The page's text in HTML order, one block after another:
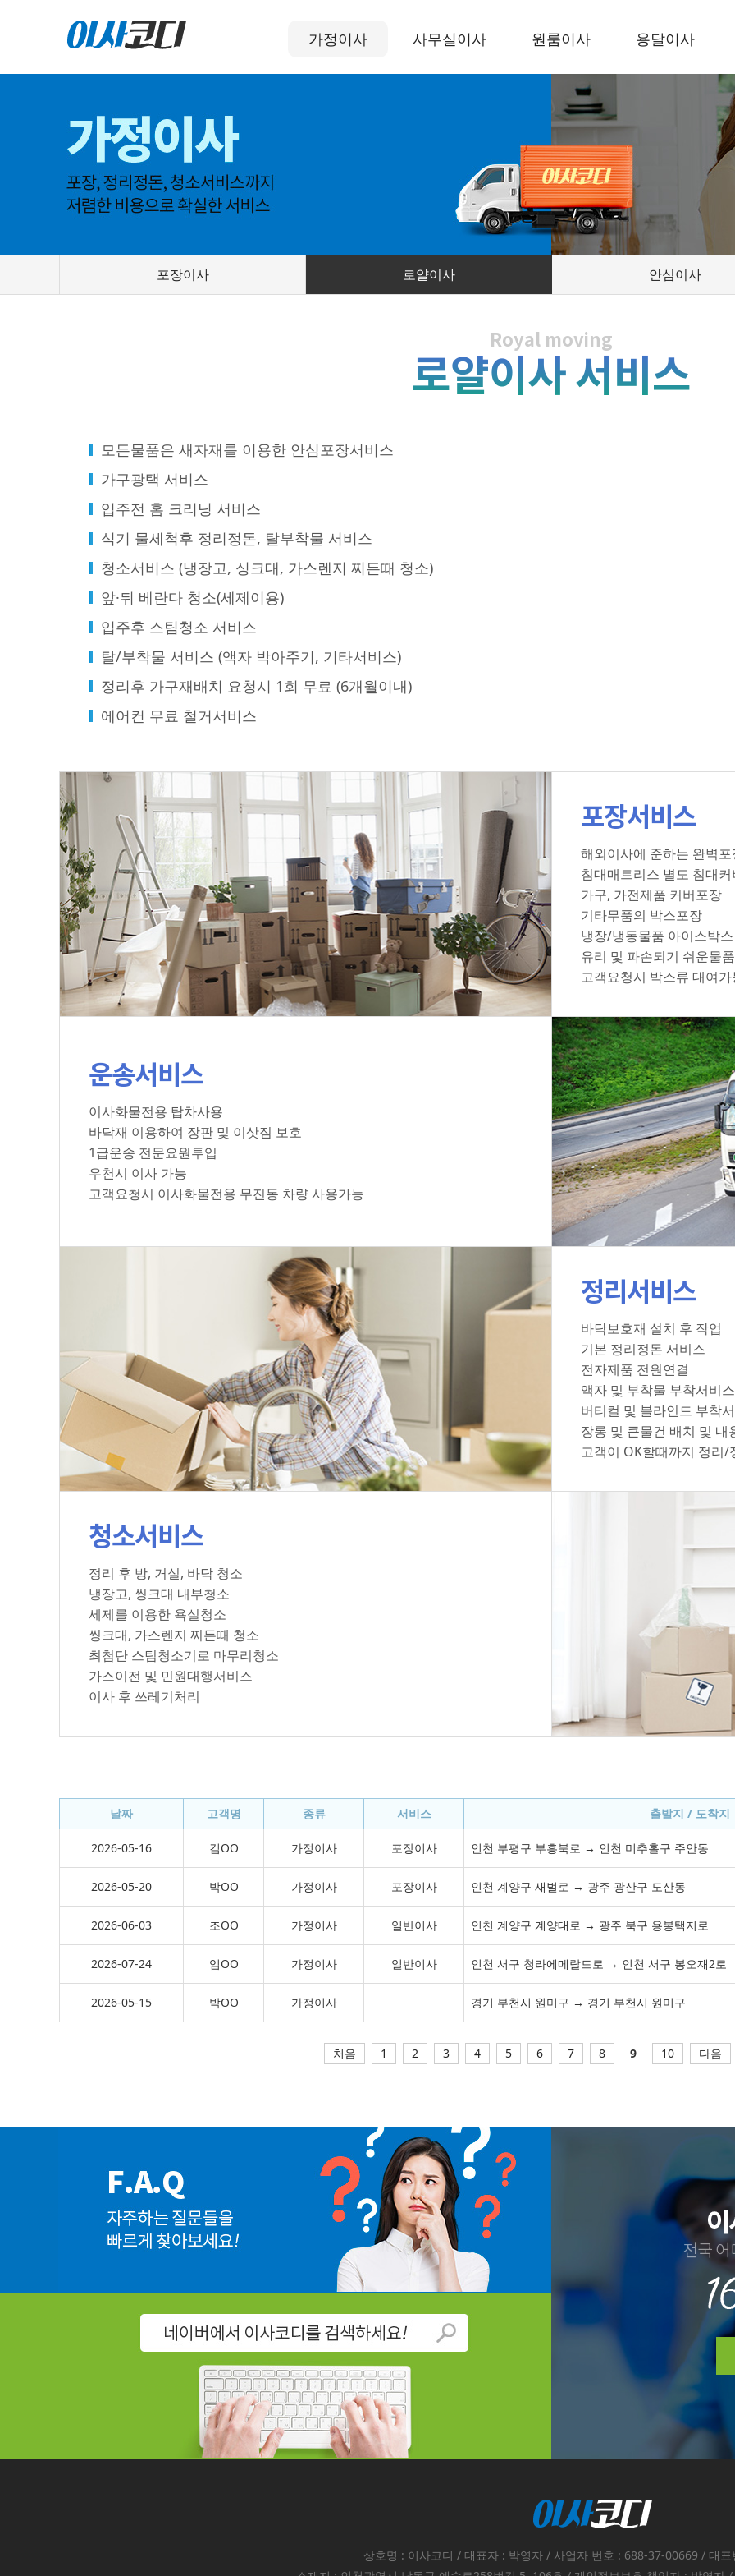
가정이사 사무실이사 원룸이사 용달이사
포장이사 로얄이사 안심이사
Royal moving
로얄이사 서비스
모든물품은 새자재를 이용한 안심포장서비스
가구광택 서비스
입주전 홈 크리닝 서비스
식기 물세척후 정리정돈, 탈부착물 서비스
청소서비스 (냉장고, 싱크대, 가스렌지 찌든때 청소)
앞·뒤 베란다 청소(세제이용)
입주후 스팀청소 서비스
탈/부착물 서비스 (액자 박아주기, 기타서비스)
정리후 가구재배치 요청시 1회 무료 (6개월이내)
에어컨 무료 철거서비스
포장서비스
해외이사에 준하는 완벽포
침대매트리스 별도 침대
가구, 가전제품 커버포장
기타무품의 박스포장
냉장/냉동물품 아이스박
유리 및 파손되기 쉬운물
고객요청시 박스류 대여가
운송서비스
이사화물전용 탑차사용
바닥재 이용하여 장판 및 이삿짐 보호
1급운송 전문요원투입
우천시 이사 가능
고객요청시 이사화물전용 무진동 차량 사용가능
정리서비스
바닥보호재 설치 후 작업
기본 정리정돈 서비스
전자제품 전원연결
액자 및 부착물 부착서비스
버티컬 및 블라인드 부착
장롱 및 큰물건 배치 및 내
고객이 OK할때까지 정리/
청소서비스
정리 후 방, 거실, 바닥 청소
냉장고, 씽크대 내부청소
세제를 이용한 욕실청소
씽크대, 가스렌지 찌든때 청소
최첨단 스팀청소기로 마무리청소
가스이전 및 민원대행서비스
이사 후 쓰레기처리
날짜 고객명 종류 서비스 출발지 / 도착지
2026-05-16 김OO 가정이사 포장이사 인천 부평구 부흥북로 → 인천 미추홀구 주안동
2026-05-20 박OO 가정이사 포장이사 인천 계양구 새벌로 → 광주 광산구 도산동
2026-06-03 조OO 가정이사 일반이사 인천 계양구 계양대로 → 광주 북구 용봉택지로
2026-07-24 임OO 가정이사 일반이사 인천 서구 청라에메랄드로 → 인천 서구 봉오재2로
2026-05-15 박OO 가정이사 경기 부천시 원미구 → 경기 부천시 원미구
처음 1 2 3 4 5 6 7 8 9 10 다음
상호명 : 이사코디 / 대표자 : 박영자 / 사업자 번호 : 688-37-00669 / 대